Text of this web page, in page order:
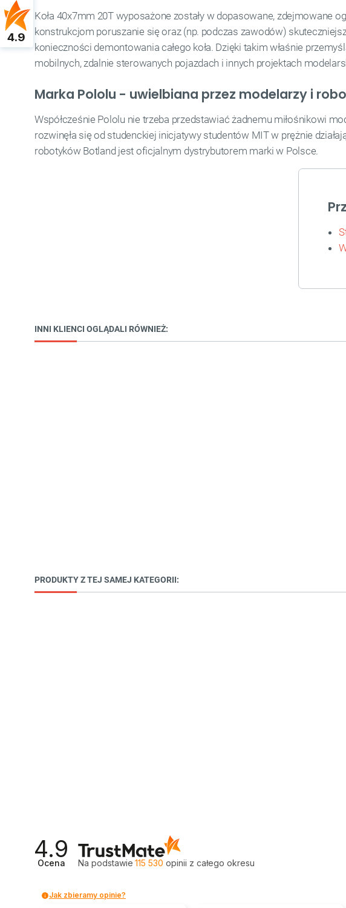
4.9
Koła 40x7mm 20T wyposażone zostały w dopasowane, zdejmowane
konstrukcjom poruszanie się oraz (np. podczas zawodów)
konieczności demontowania całego koła. Dzięki takim właśnie
mobilnych, zdalnie sterowanych pojazdach i innych projektach
Marka Pololu - uwielbiana przez modelarzy i
Współcześnie Pololu nie trzeba przedstawiać żadnemu miłośnikowi
rozwinęła się od studenckiej inicjatywy studentów MIT w prężnie
robotyków Botland jest oficjalnym dystrybutorem marki w Polsce.
INNI KLIENCI OGLĄDALI RÓWNIEŻ:
PRODUKTY Z TEJ SAMEJ KATEGORII:
4.9
Ocena Na podstawie 115 530 opinii z całego okresu
Jak zbieramy opinie?